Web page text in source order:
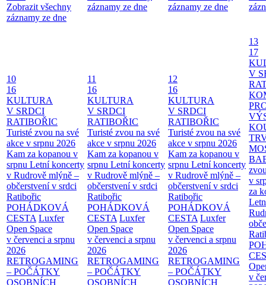
Zobrazit všechny
záznamy ze dne
záznamy ze dne
záznamy ze dne
10
16
KULTURA
V SRDCI
RATIBOŘIC
Turisté zvou na své
akce v srpnu 2026
Kam za kopanou v
srpnu Letní koncerty
v Rudrově mlýně –
občerstvení v srdci
Ratibořic
POHÁDKOVÁ
CESTA Luxfer
Open Space
v červenci a srpnu
2026
RETROGAMING
– POČÁTKY
OSOBNÍCH
11
16
KULTURA
V SRDCI
RATIBOŘIC
Turisté zvou na své
akce v srpnu 2026
Kam za kopanou v
srpnu Letní koncerty
v Rudrově mlýně –
občerstvení v srdci
Ratibořic
POHÁDKOVÁ
CESTA Luxfer
Open Space
v červenci a srpnu
2026
RETROGAMING
– POČÁTKY
OSOBNÍCH
12
16
KULTURA
V SRDCI
RATIBOŘIC
Turisté zvou na své
akce v srpnu 2026
Kam za kopanou v
srpnu Letní koncerty
v Rudrově mlýně –
občerstvení v srdci
Ratibořic
POHÁDKOVÁ
CESTA Luxfer
Open Space
v červenci a srpnu
2026
RETROGAMING
– POČÁTKY
OSOBNÍCH
13
17
V
v
za
v